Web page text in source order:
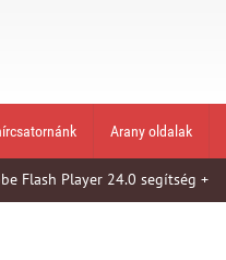
Arany oldalak
Flash Player 24.0 segítség +